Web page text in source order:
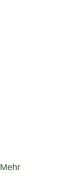
Mehr